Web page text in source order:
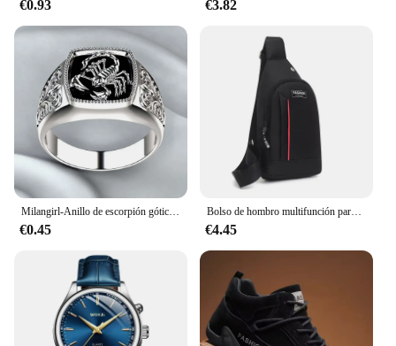
€0.93 €3.82
Milangirl-Anillo de escorpión gótico Punk para hombre, sortija Retro con patrón, joyería de alta calidad, venta completa
€0.45
Bolso de hombro multifunción para hombre, bandolera de viaje, a la moda
€4.45